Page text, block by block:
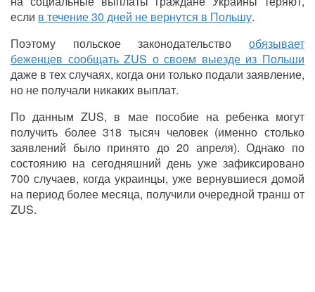
если в течение 30 дней не вернутся в Польшу.
Поэтому польское законодательство обязывает
беженцев сообщать ZUS о своем выезде из Польши
даже в тех случаях, когда они только подали заявление,
но не получали никаких выплат.
По данным ZUS, в мае пособие на ребенка могут
получить более 318 тысяч человек (именно столько
заявлений было принято до 20 апреля). Однако по
состоянию на сегодняшний день уже зафиксировано
700 случаев, когда украинцы, уже вернувшиеся домой
на период более месяца, получили очередной транш от
ZUS.